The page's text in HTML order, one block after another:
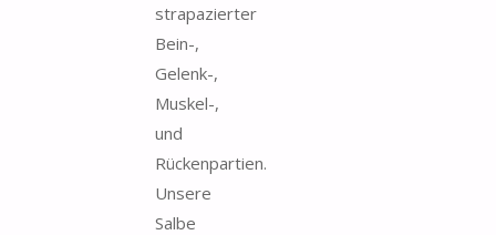
strapazierter
Bein-,
Gelenk-,
Muskel-,
und
Rückenpartien.
Unsere
Salbe